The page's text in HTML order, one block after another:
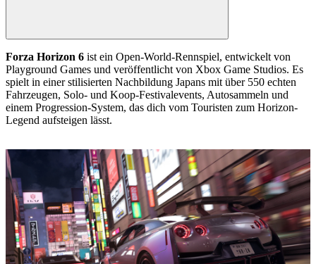
Forza Horizon 6 ist ein Open-World-Rennspiel, entwickelt von
Playground Games und veröffentlicht von Xbox Game Studios. Es
spielt in einer stilisierten Nachbildung Japans mit über 550 echten
Fahrzeugen, Solo- und Koop-Festivalevents, Autosammeln und
einem Progression-System, das dich vom Touristen zum Horizon-
Legend aufsteigen lässt.